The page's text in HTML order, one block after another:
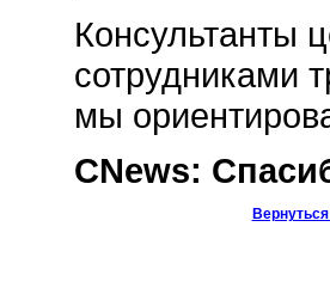
Консультанты
сотрудниками
мы
CNews: